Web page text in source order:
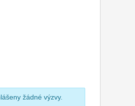
žádné výzvy.